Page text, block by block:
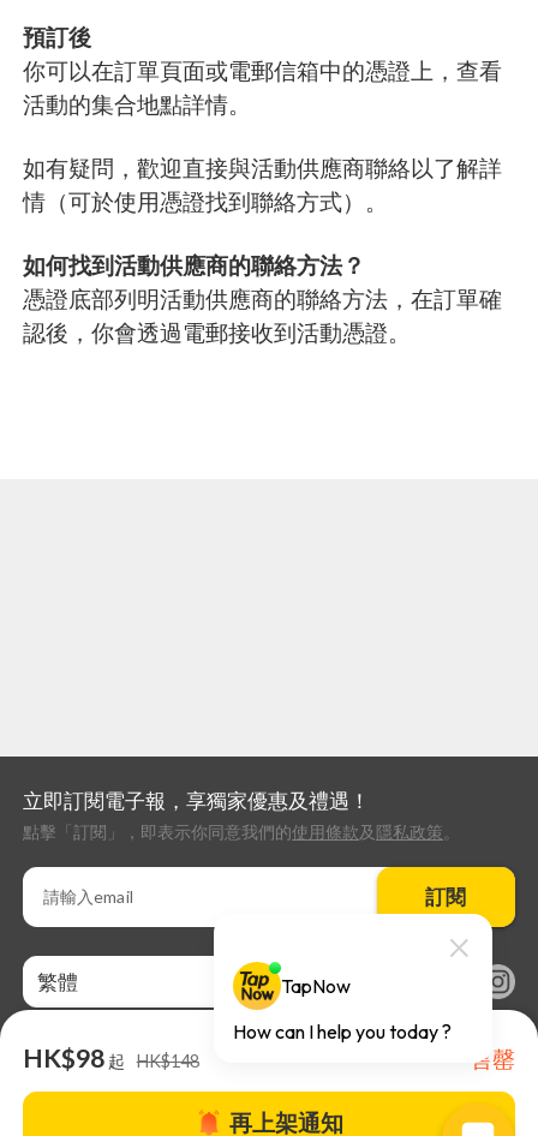
預訂後
你可以在訂單頁面或電郵信箱中的憑證上，查看
活動的集合地點詳情。
如有疑問，歡迎直接與活動供應商聯絡以了解詳
情（可於使用憑證找到聯絡方式）。
如何找到活動供應商的聯絡方法？
憑證底部列明活動供應商的聯絡方法，在訂單確
認後，你會透過電郵接收到活動憑證。
HK$98 起 HK$148 售罄
再上架通知
立即訂閱電子報，享獨家優惠及禮遇！
點擊「訂閱」，即表示你同意我們的使用條款及 隱私政策。
訂閱
繁體